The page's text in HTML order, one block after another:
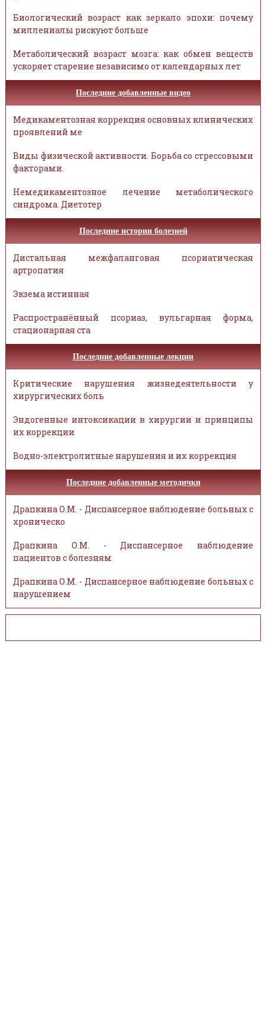
Биологический возраст как зеркало эпохи: почему
миллениалы рискуют больше
Метаболический возраст мозга: как обмен веществ
ускоряет старение независимо от календарных лет
Последние добавленные видео
Медикаментозная коррекция основных клинических
проявлений ме
Виды физической активности. Борьба со стрессовыми
факторами.
Немедикаментозное лечение метаболического
синдрома. Диетотер
Последние истории болезней
Дистальная межфаланговая псориатическая
артропатия
Экзема истинная
Распространённый псориаз, вульгарная форма,
стационарная ста
Последние добавленные лекции
Критические нарушения жизнедеятельности у
хирургических боль
Эндогенные интоксикации в хирургии и принципы
их коррекции
Водно-электролитные нарушения и их коррекция
Последние добавленные методички
Драпкина О.М. - Диспансерное наблюдение больных с
хроническо
Драпкина О.М. - Диспансерное наблюдение
пациентов с болезням
Драпкина О.М. - Диспансерное наблюдение больных с
нарушением